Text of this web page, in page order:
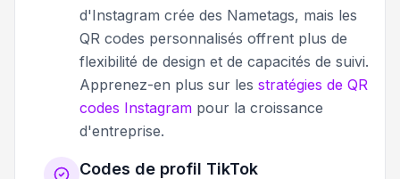
d'Instagram crée des Nametags, mais les
QR codes personnalisés offrent plus de
flexibilité de design et de capacités de suivi.
Apprenez-en plus sur les stratégies de QR
codes Instagram pour la croissance
d'entreprise.
Codes de profil TikTok